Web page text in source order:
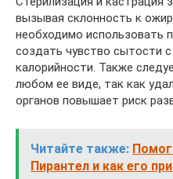
вызывая склонность к
необходимо использовать
создать чувство сытости
калорийности. Также
любом ее виде, так как
органов повышает риск
Читайте также:
Пирантел и как его